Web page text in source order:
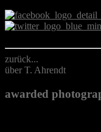
zurück...
über T. Ahrendt
awarded